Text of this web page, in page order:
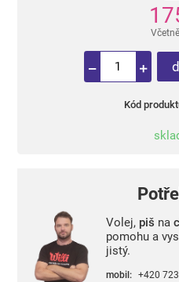
Kód
Volej, piš na
pomohu a
jistý.
mobil: +420